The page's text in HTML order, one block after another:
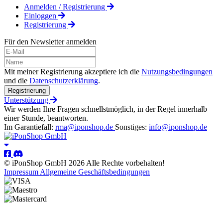
Anmelden / Registrierung
Einloggen
Registrierung
Für den Newsletter anmelden
Mit meiner Registrierung akzeptiere ich die Nutzungsbedingungen
und die Datenschutzerklärung.
Registrierung
Unterstützung
Wir werden Ihre Fragen schnellstmöglich, in der Regel innerhalb
einer Stunde, beantworten.
Im Garantiefall: rma@iponshop.de Sonstiges: info@iponshop.de
© iPonShop GmbH 2026 Alle Rechte vorbehalten!
Impressum Allgemeine Geschäftsbedingungen